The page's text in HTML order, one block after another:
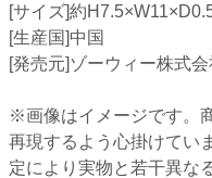
[サイズ]約
[生産国]中国
[発売元]ゾーウィー株式会
※画像はイメージです。
再現するよう心掛けてい
定により実物と若干異な